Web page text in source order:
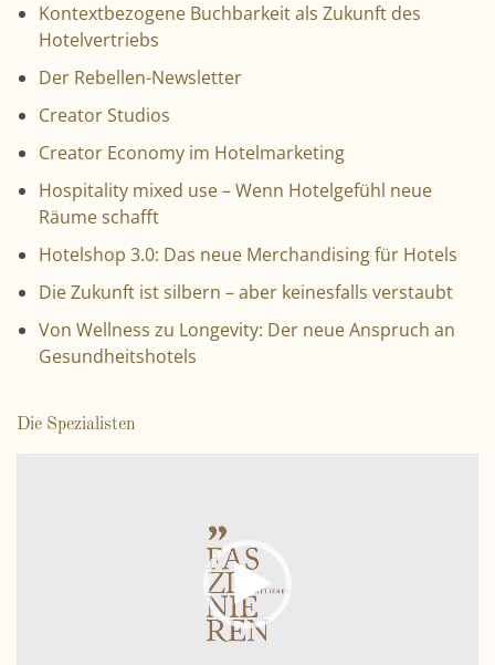
Kontextbezogene Buchbarkeit als Zukunft des
Hotelvertriebs
Der Rebellen-Newsletter
Creator Studios
Creator Economy im Hotelmarketing
Hospitality mixed use – Wenn Hotelgefühl neue
Räume schafft
Hotelshop 3.0: Das neue Merchandising für Hotels
Die Zukunft ist silbern – aber keinesfalls verstaubt
Von Wellness zu Longevity: Der neue Anspruch an
Gesundheitshotels
Die Spezialisten